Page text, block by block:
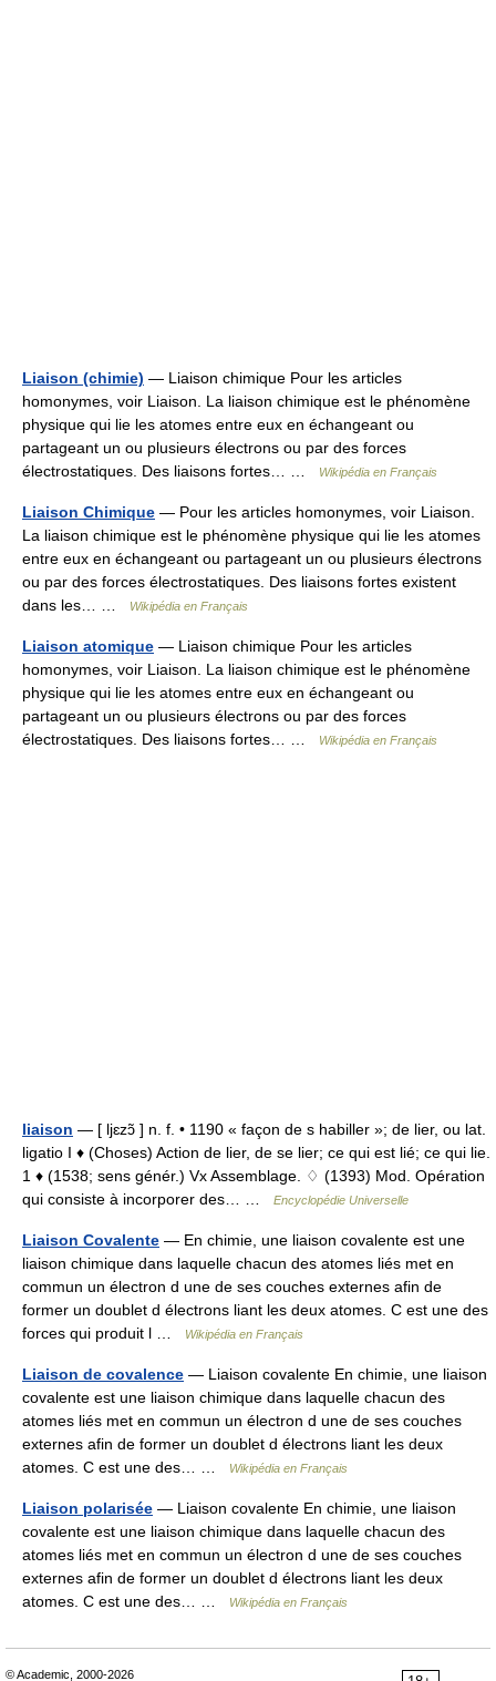
Liaison (chimie) — Liaison chimique Pour les articles
homonymes, voir Liaison. La liaison chimique est le phénomène
physique qui lie les atomes entre eux en échangeant ou
partageant un ou plusieurs électrons ou par des forces
électrostatiques. Des liaisons fortes… …
Wikipédia en Français
Liaison Chimique — Pour les articles homonymes, voir Liaison.
La liaison chimique est le phénomène physique qui lie les atomes
entre eux en échangeant ou partageant un ou plusieurs électrons
ou par des forces électrostatiques. Des liaisons fortes existent
dans les… …
Wikipédia en Français
Liaison atomique — Liaison chimique Pour les articles
homonymes, voir Liaison. La liaison chimique est le phénomène
physique qui lie les atomes entre eux en échangeant ou
partageant un ou plusieurs électrons ou par des forces
électrostatiques. Des liaisons fortes… …
Wikipédia en Français
liaison — [ ljɛzɔ̃ ] n. f. • 1190 « façon de s habiller »; de lier, ou lat.
ligatio I ♦ (Choses) Action de lier, de se lier; ce qui est lié; ce qui lie.
1 ♦ (1538; sens génér.) Vx Assemblage. ♢ (1393) Mod. Opération
qui consiste à incorporer des… …
Encyclopédie Universelle
Liaison Covalente — En chimie, une liaison covalente est une
liaison chimique dans laquelle chacun des atomes liés met en
commun un électron d une de ses couches externes afin de
former un doublet d électrons liant les deux atomes. C est une des
forces qui produit l …
Wikipédia en Français
Liaison de covalence — Liaison covalente En chimie, une liaison
covalente est une liaison chimique dans laquelle chacun des
atomes liés met en commun un électron d une de ses couches
externes afin de former un doublet d électrons liant les deux
atomes. C est une des… …
Wikipédia en Français
Liaison polarisée — Liaison covalente En chimie, une liaison
covalente est une liaison chimique dans laquelle chacun des
atomes liés met en commun un électron d une de ses couches
externes afin de former un doublet d électrons liant les deux
atomes. C est une des… …
Wikipédia en Français
© Academic, 2000-2026